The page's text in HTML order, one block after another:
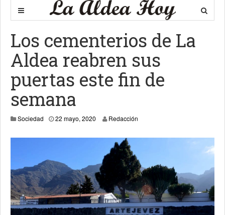
Los cementerios de La
Aldea reabren sus
puertas este fin de
semana
Sociedad 22 mayo, 2020 24 mayo, 2020
Redacción